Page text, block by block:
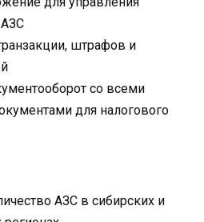
АЗС
штрафов и
со всеми
для налогового
АЗС в сибирских и